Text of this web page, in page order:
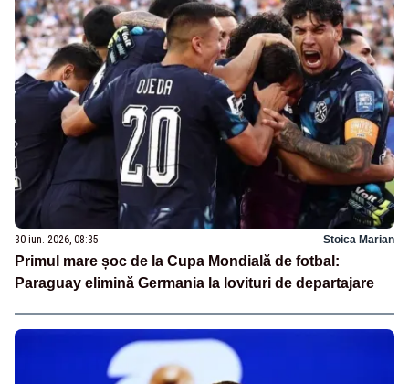
30 iun. 2026, 08:35 Stoica Marian
Primul mare șoc de la Cupa Mondială de fotbal:
Paraguay elimină Germania la lovituri de departajare